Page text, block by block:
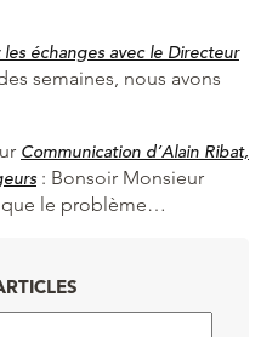
échanges avec le Directeur
semaines, nous avons
Communication d’Alain Ribat,
: Bonsoir Monsieur
que le problème…